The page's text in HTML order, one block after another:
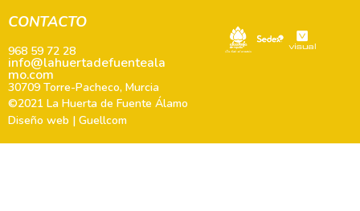
CONTACTO
968 59 72 28
info@lahuertadefuenteala
mo.com
30709 Torre-Pacheco, Murcia
©2021 La Huerta de Fuente Álamo
Diseño web | Guellcom